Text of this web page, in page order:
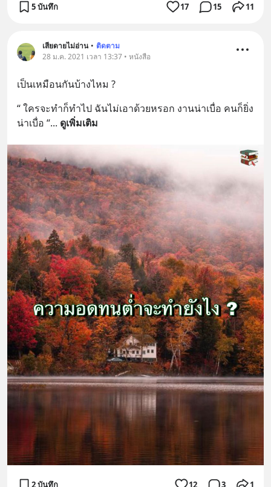
5 บันทึก 17 15 11
เสียดายไม่อ่าน • ติดตาม
28 ม.ค. 2021 เวลา 13:37 • หนังสือ
เป็นเหมือนกันบ้างไหม ?
“ ใครจะทำก็ทำไป ฉันไม่เอาด้วยหรอก งานน่าเบื่อ คนก็ยิ่ง
น่าเบื่อ “... ดูเพิ่มเติม
2 บันทึก 12 3 1